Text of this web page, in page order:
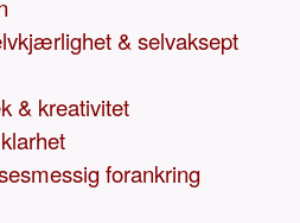
& selvaksept
& kreativitet
forankring